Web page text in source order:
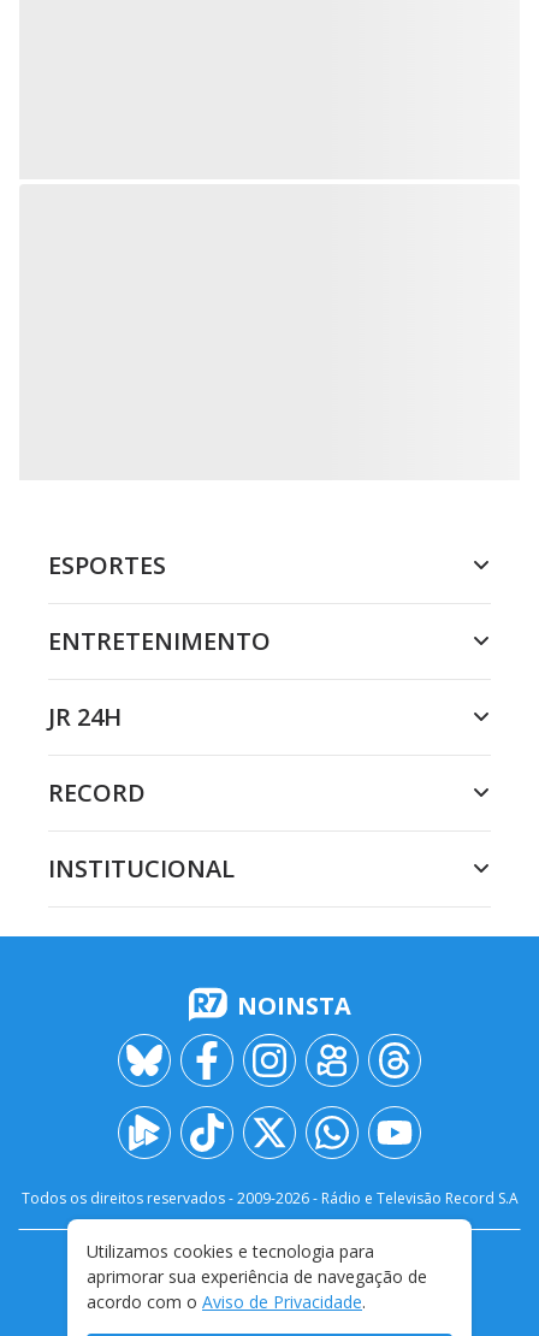
ESPORTES
ENTRETENIMENTO
JR 24H
RECORD
INSTITUCIONAL
NOINSTA
Todos os direitos reservados - 2009-2026- Rádio e Televisão Record S.A
FALE CONOSCO
PRIVACIDADE
TERMOS E CONDIÇÕES DE USO
Utilizamos cookies e tecnologia para
aprimorar sua experiência de navegação de
acordo com o Aviso de Privacidade.